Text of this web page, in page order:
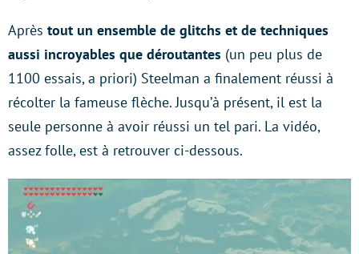
Après tout un ensemble de glitchs et de techniques
aussi incroyables que déroutantes (un peu plus de
1100 essais, a priori) Steelman a finalement réussi à
récolter la fameuse flèche. Jusqu’à présent, il est la
seule personne à avoir réussi un tel pari. La vidéo,
assez folle, est à retrouver ci-dessous.